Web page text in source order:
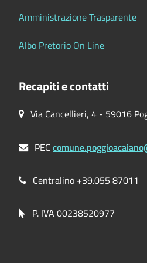
Amministrazione Trasparente
Albo Pretorio On Line
Recapiti e contatti
Via Cancellieri, 4 - 59016
PEC
Centralino +39.055 87011
P. IVA 00238520977